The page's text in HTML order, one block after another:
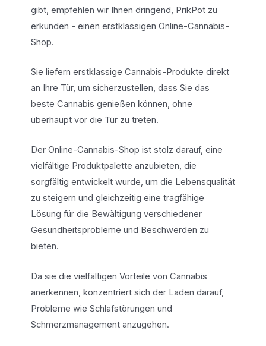
gibt, empfehlen wir Ihnen dringend, PrikPot zu
erkunden - einen erstklassigen Online-Cannabis-
Shop.
Sie liefern erstklassige Cannabis-Produkte direkt
an Ihre Tür, um sicherzustellen, dass Sie das
beste Cannabis genießen können, ohne
überhaupt vor die Tür zu treten.
Der Online-Cannabis-Shop ist stolz darauf, eine
vielfältige Produktpalette anzubieten, die
sorgfältig entwickelt wurde, um die Lebensqualität
zu steigern und gleichzeitig eine tragfähige
Lösung für die Bewältigung verschiedener
Gesundheitsprobleme und Beschwerden zu
bieten.
Da sie die vielfältigen Vorteile von Cannabis
anerkennen, konzentriert sich der Laden darauf,
Probleme wie Schlafstörungen und
Schmerzmanagement anzugehen.